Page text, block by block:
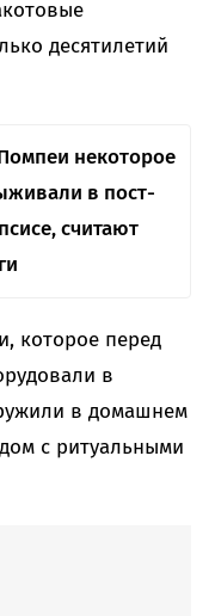
десятилетий
некоторое
в пост-
считают
которое перед
в
в домашнем
с ритуальными